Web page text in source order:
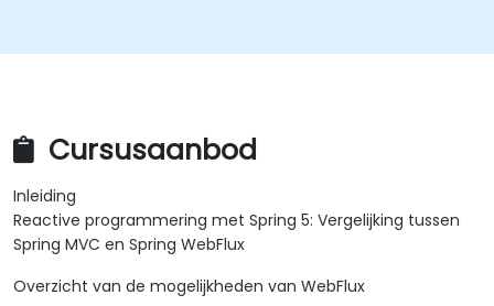
Cursusaanbod
Inleiding
Reactive programmering met Spring 5: Vergelijking tussen
Spring MVC en Spring WebFlux
Overzicht van de mogelijkheden van WebFlux